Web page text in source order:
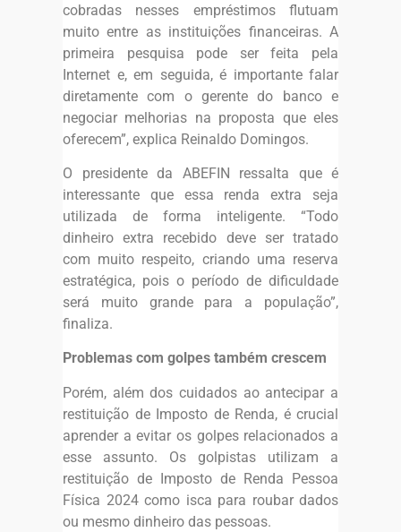
cobradas nesses empréstimos flutuam
muito entre as instituições financeiras. A
primeira pesquisa pode ser feita pela
Internet e, em seguida, é importante falar
diretamente com o gerente do banco e
negociar melhorias na proposta que eles
oferecem”, explica Reinaldo Domingos.
O presidente da ABEFIN ressalta que é
interessante que essa renda extra seja
utilizada de forma inteligente. “Todo
dinheiro extra recebido deve ser tratado
com muito respeito, criando uma reserva
estratégica, pois o período de dificuldade
será muito grande para a população”,
finaliza.
Problemas com golpes também crescem
Porém, além dos cuidados ao antecipar a
restituição de Imposto de Renda, é crucial
aprender a evitar os golpes relacionados a
esse assunto. Os golpistas utilizam a
restituição de Imposto de Renda Pessoa
Física 2024 como isca para roubar dados
ou mesmo dinheiro das pessoas.